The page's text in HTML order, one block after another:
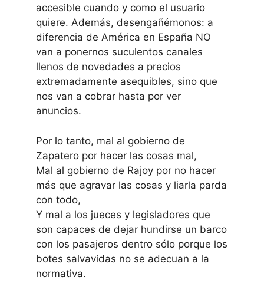
accesible cuando y como el usuario
quiere. Además, desengañémonos: a
diferencia de América en España NO
van a ponernos suculentos canales
llenos de novedades a precios
extremadamente asequibles, sino que
nos van a cobrar hasta por ver
anuncios.
Por lo tanto, mal al gobierno de
Zapatero por hacer las cosas mal,
Mal al gobierno de Rajoy por no hacer
más que agravar las cosas y liarla parda
con todo,
Y mal a los jueces y legisladores que
son capaces de dejar hundirse un barco
con los pasajeros dentro sólo porque los
botes salvavidas no se adecuan a la
normativa.